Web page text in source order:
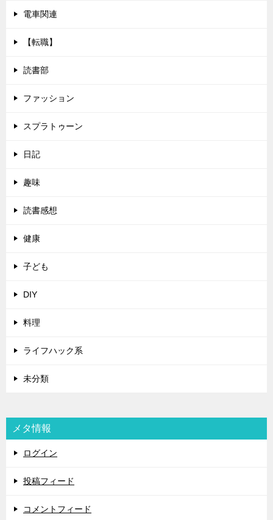
電車関連
【転職】
読書部
ファッション
スプラトゥーン
日記
趣味
読書感想
健康
子ども
DIY
料理
ライフハック系
未分類
メタ情報
ログイン
投稿フィード
コメントフィード